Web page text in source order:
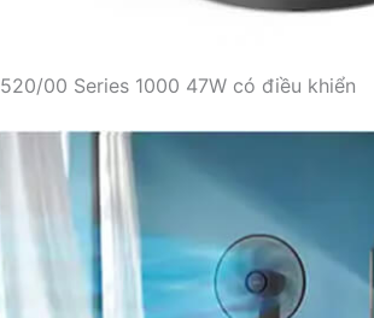
00 Series 1000 47W có điều khiển